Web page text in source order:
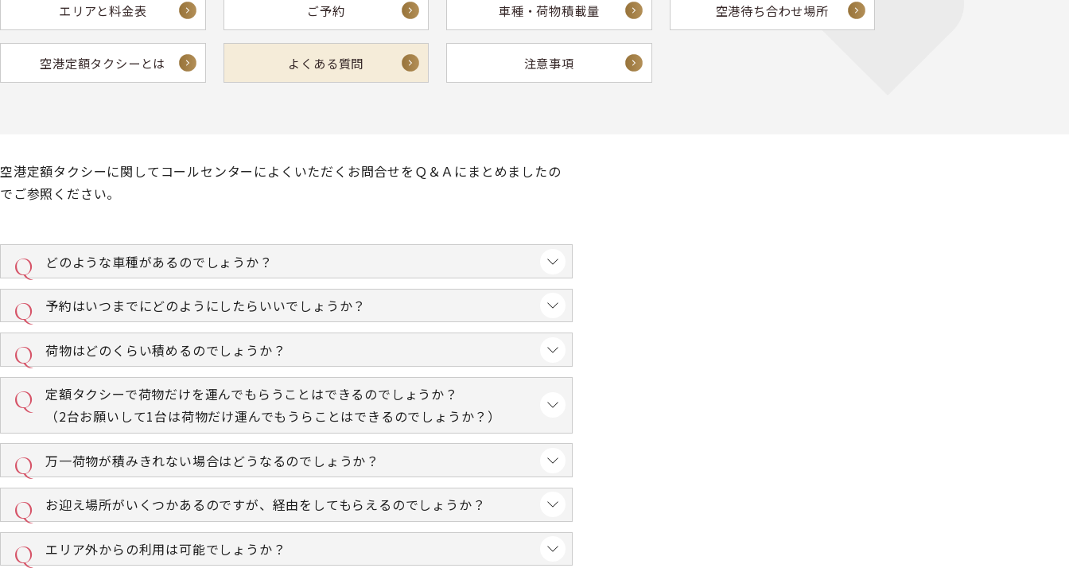
エリアと料金表 ご予約 車種・荷物積載量 空港待ち合わせ場所
空港定額タクシーとは よくある質問 注意事項
空港定額タクシーに関してコールセンターによくいただくお問合せをＱ＆Ａにまとめましたの
でご参照ください。
どのような車種があるのでしょうか？
予約はいつまでにどのようにしたらいいでしょうか？
荷物はどのくらい積めるのでしょうか？
定額タクシーで荷物だけを運んでもらうことはできるのでしょうか？
（2台お願いして1台は荷物だけ運んでもうらことはできるのでしょうか？）
万一荷物が積みきれない場合はどうなるのでしょうか？
お迎え場所がいくつかあるのですが、経由をしてもらえるのでしょうか？
エリア外からの利用は可能でしょうか？